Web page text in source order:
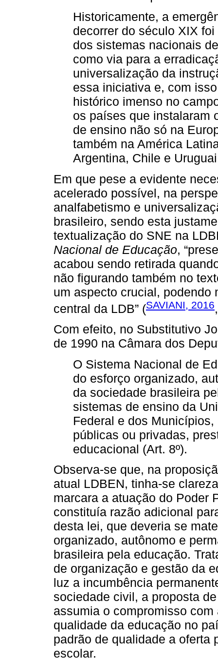
Historicamente, a
decorrer do século XIX
dos sistemas nacionais
como via para a
universalização da
essa iniciativa e, com
histórico imenso no
os países que instalaram
de ensino não só na
também na América
Argentina, Chile e
Em que pese a evidente
acelerado possível, na
analfabetismo e
brasileiro, sendo esta
textualização do SNE na
Nacional de Educação,
acabou sendo retirada
não figurando também no
um aspecto crucial, podendo
central da LDB” (SAVIANI, 2016
Com efeito, no Substitutivo
de 1990 na Câmara dos
O Sistema Nacional de
do esforço organizado,
da sociedade brasileira
sistemas de ensino da
Federal e dos
públicas ou privadas,
educacional (Art. 8º).
Observa-se que, na
atual LDBEN, tinha-se
marcara a atuação do Poder
constituía razão adicional
desta lei, que deveria se
organizado, autônomo e
brasileira pela educação.
de organização e gestão da
luz a incumbência
sociedade civil, a proposta
assumia o compromisso
qualidade da educação no
padrão de qualidade a oferta
escolar.